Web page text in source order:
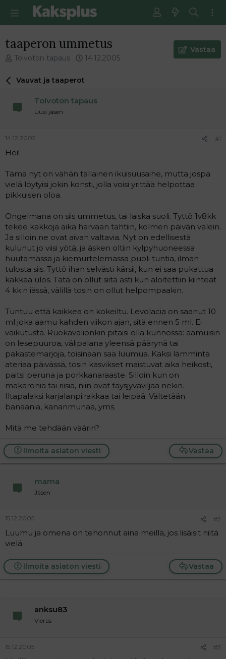
taaperon ummetus
V
e
i
t
u
a
l
o
t
a
a
Toivoton tapaus
E
m
i
e
14.12.2005
Vastaa
Vauvat ja taaperot
Toivoton tapaus
Uusi jäsen
14.12.2005 #1
Hei!
Tämä nyt on vähän tällainen ikuisuusaihe, mutta jospa
vielä löytyisi jokin konsti, jolla voisi yrittää helpottaa
pikkuisen oloa.
Ongelmana on siis ummetus, tai laiska suoli. Tyttö 1v8kk
tekee kakkoja aika harvaan tahtiin, kolmen päivän välein.
Ja silloin ne ovat aivan valtavia. Nyt on edellisestä
kulunut jo viisi yötä, ja äsken oltiin kylpyhuoneessa
huutamassa ja kiemurtelemassa puoli tuntia, ilman
tulosta siis. Tyttö ihan selvästi kärsii, kun ei saa pukattua
kakkaa ulos. Tätä on ollut siitä asti kun aloitettiin kiinteät
4 kk:n iässä, välillä tosin on ollut helpompaakin.
Tuntuu että kaikkea on kokeiltu. Levolacia on saanut 10
ml joka aamu kahden viikon ajan, sitä ennen 5 ml. Ei
vaikutusta. Ruokavalionkin pitäisi olla kunnossa: aamuisin
on lesepuuroa, välipalana yleensä päärynä tai
pakastemarjoja, toisinaan saa luumua. Kaksi lämmintä
ateriaa päivässä, tosin kasvikset maistuvat aika heikosti,
paitsi peruna ja porkkanaraaste. Silloin kun on
makaronia tai riisiä, niin ovat täysjyväviljaa nekin.
Iltapalaksi karjalanpiirakkaa tai leipää. Vältetään
banaania, kananmunaa, yms.
Mitä me tehdään väärin?
Vastaa
Ilmoita asiaton viesti
mama
Jäsen
15.12.2005 #2
Luumu ja omena on tehonnut aina meillä, jos lisäisit niitä
vielä
Vastaa
Ilmoita asiaton viesti
anksu83
Vieras
15.12.2005 #3